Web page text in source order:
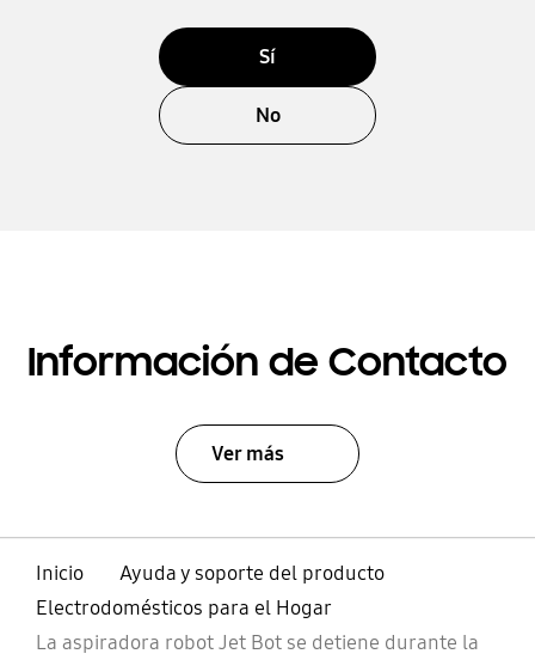
Sí
No
Información de Contacto
Ver más
Inicio
Ayuda y soporte del producto
Electrodomésticos para el Hogar
La aspiradora robot Jet Bot se detiene durante la